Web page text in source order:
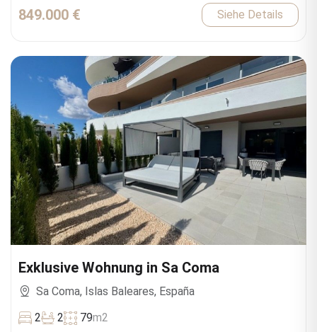
849.000 € Siehe Details
Exklusive Wohnung in Sa Coma
Sa Coma, Islas Baleares, España
2
2 79m2